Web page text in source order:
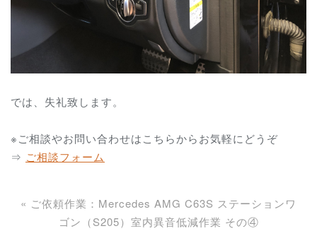
では、失礼致します。
※ご相談やお問い合わせはこちらからお気軽にどうぞ
⇒ ご相談フォーム
« ご依頼作業：Mercedes AMG C63S ステーションワ
ゴン（S205）室内異音低減作業 その④